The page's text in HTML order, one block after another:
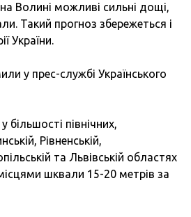
Волині можливі сильні дощі,
Такий прогноз збережеться і
України.
у прес-службі Українського
більшості північних,
Рівненській,
та Львівській областях
шквали 15-20 метрів за